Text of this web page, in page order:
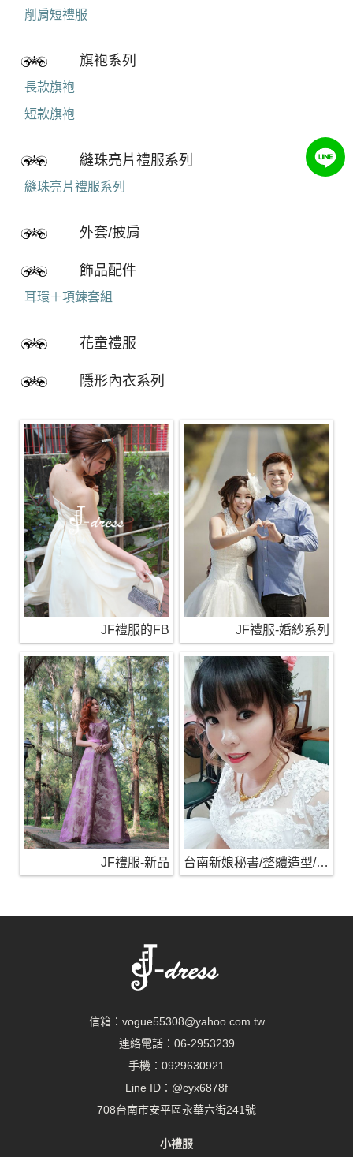
削肩短禮服
旗袍系列
長款旗袍
短款旗袍
縫珠亮片禮服系列
縫珠亮片禮服系列
外套/披肩
飾品配件
耳環＋項鍊套組
花童禮服
隱形內衣系列
JF禮服的FB JF禮服-婚紗系列
JF禮服-新品 台南新娘秘書/整體造型/蒂芬妮保養 時尚彩妝
信箱： vogue55308@yahoo.com.tw
連絡電話： 06-2953239
手機： 0929630921
Line ID： @cyx6878f
708台南市安平區永華六街241號
小禮服